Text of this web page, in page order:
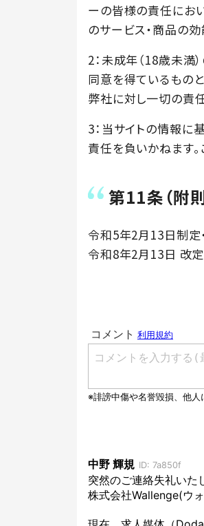
ーの皆様の責任にお
のサービス・商品の
2：未成年（18歳未
同意を得ているもの
弊社に対し一切の責
3：当サイトの情報に
責任を負いかねます
第11条（附則
令和5年2月13日制定
令和8年2月13日 改定